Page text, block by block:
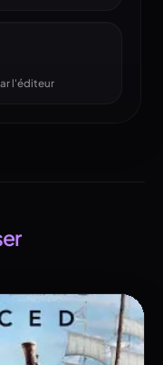
l'éditeur